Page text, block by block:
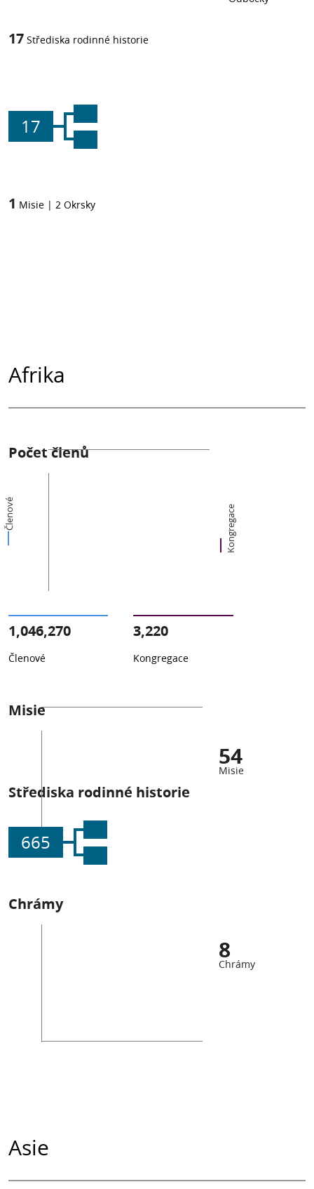
17 Střediska rodinné historie
17
1 Misie | 2 Okrsky
Afrika
Počet členů
Členové Kongregace
1,046,270
Členové
3,220
Kongregace
Misie
54
Misie
Střediska rodinné historie
665
Chrámy
8
Chrámy
Asie